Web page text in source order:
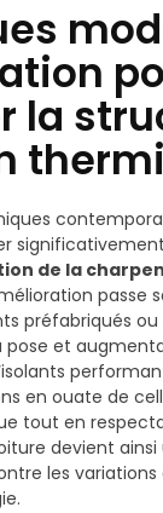
la
de la
passe
préfabriqués ou
et
en ouate de
tout en
devient
les